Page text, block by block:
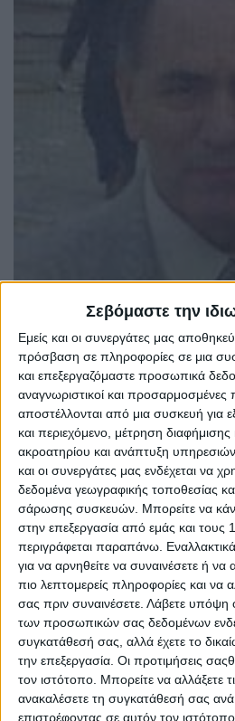
Σεβόμαστε την
Εμείς και οι συνεργάτες μας
πρόσβαση σε πληροφορίες σε μια
και επεξεργαζόμαστε προσωπικά
αναγνωριστικοί και
αποστέλλονται από μια συσκευή για
και περιεχόμενο, μέτρηση
ακροατηρίου και ανάπτυξη υπηρεσιών.
και οι συνεργάτες μας ενδέχεται να
δεδομένα γεωγραφικής τοποθεσίας
σάρωσης συσκευών. Μπορείτε να
στην επεξεργασία από εμάς και
περιγράφεται παραπάνω.
για να αρνηθείτε να συναινέσετε ή
πιο λεπτομερείς πληροφορίες και να
σας πριν συναινέσετε. Λάβετε υπόψη
των προσωπικών σας δεδομένων
συγκατάθεσή σας, αλλά έχετε το
την επεξεργασία. Οι προτιμήσεις
τον ιστότοπο. Μπορείτε να αλλάξετε
ανακαλέσετε τη συγκατάθεσή σας
επιστρέφοντας σε αυτόν τον
Εκτάκτως συνήλθε το Δημοτικό
Χαλκιδέων σήμερα, Τρίτη 16
θλιβερό άγγελμα του θανάτου
Προέδρου Δημοτικού Συμβουλίου,
Δημοτικού Συμβούλου του Δήμου
Κατά την έναρξη της συνεδρίασης η
Έλενα Βάκα προέβη προς το Σώμα
«Με μεγάλη θλίψη, βαθιά
αποχαιρετούμε σήμερα τον
σημαντικός λειτουργός της Τοπικής
Θεόδωρος Νέζης υπηρέτησε τον
συνέπεια, ήθος,
Εξελέγη Δημοτικός Σύμβουλος
θητείες, κατά τα έτη 1995-1998,
Σπανού, όπου διετέλεσε
1999-2002, επί Δημαρχίας
διετέλεσε Πρόεδρος Δημοτικού
επί Δημαρχίας Δημητρίου